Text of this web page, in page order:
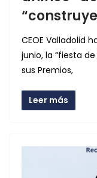
CEOE Valladolid
junio, la “fiesta
sus Premios,
Leer más